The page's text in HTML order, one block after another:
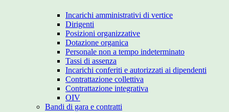
Incarichi amministrativi di vertice
Dirigenti
Posizioni organizzative
Dotazione organica
Personale non a tempo indeterminato
Tassi di assenza
Incarichi conferiti e autorizzati ai dipendenti
Contrattazione collettiva
Contrattazione integrativa
OIV
Bandi di gara e contratti